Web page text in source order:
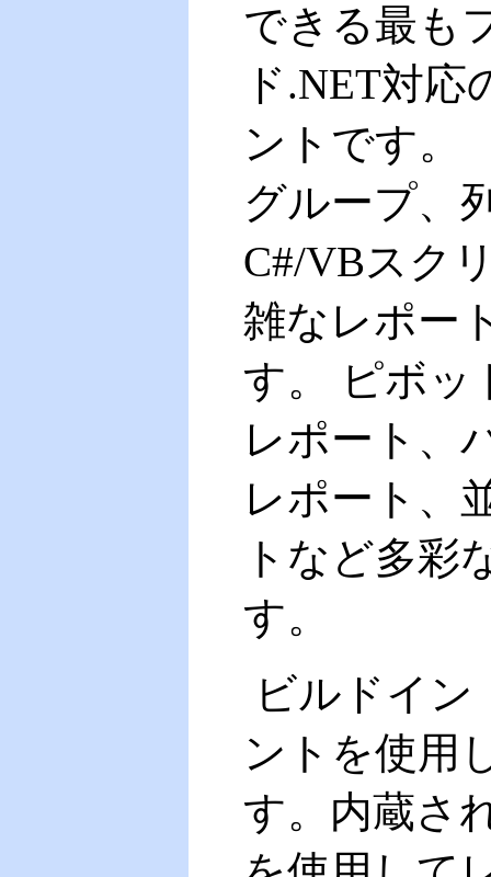
できる最も
ド.NET対
ントです。
グループ、
C#/VBスク
雑なレポー
す。
ピボッ
レポート、
レポート、
トなど多彩
す。
ビルドイ
ントを使用
す。内蔵さ